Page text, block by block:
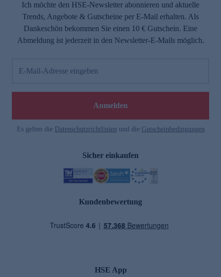
Ich möchte den HSE-Newsletter abonnieren und aktuelle
Trends, Angebote & Gutscheine per E-Mail erhalten. Als
Dankeschön bekommen Sie einen 10 € Gutschein. Eine
Abmeldung ist jederzeit in den Newsletter-E-Mails möglich.
E-Mail-Adresse eingeben
Anmelden
Es gelten die Datenschutzrichtlinien und die Gutscheinbedingungen
Sicher einkaufen
Kundenbewertung
HSE App